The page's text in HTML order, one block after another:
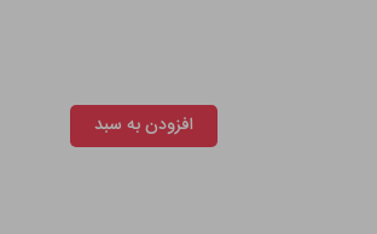
افزودن به سبد